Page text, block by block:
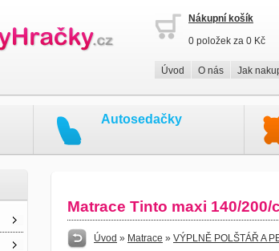
Nákupní košík
0 položek za 0 Kč
Úvod O nás Jak
Autosedačky
Matrace Tinto maxi 140/200/
Úvod » Matrace » VÝPLNĚ POLŠTÁŘ A